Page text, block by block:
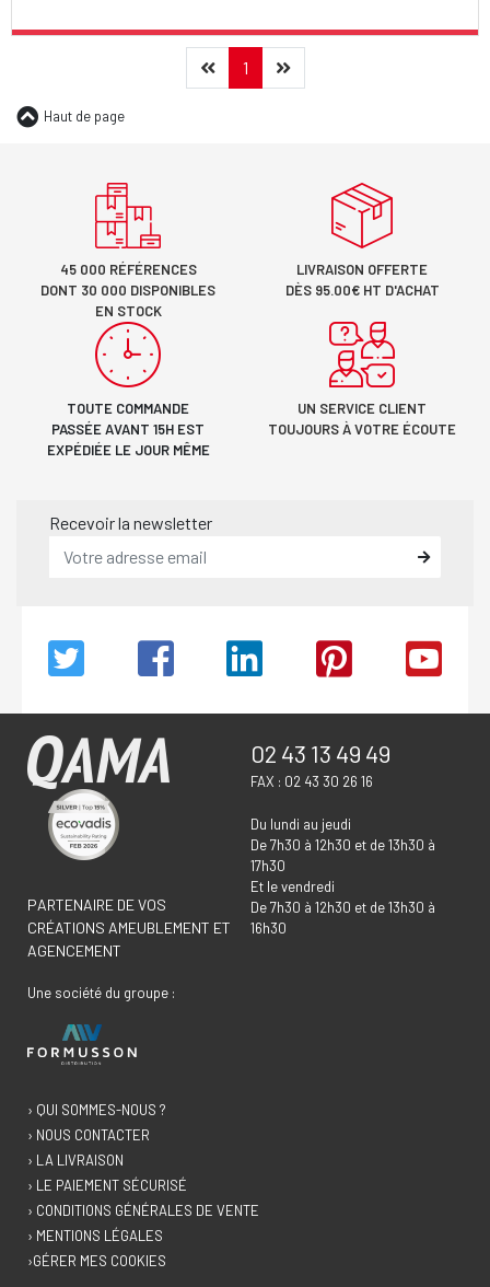
Précédent
1(current)Suivant
Haut de page
45 000 RÉFÉRENCES
DONT 30 000 DISPONIBLES
EN STOCK
LIVRAISON OFFERTE
DÈS 95.00€ HT D'ACHAT
TOUTE COMMANDE
PASSÉE AVANT 15H EST
EXPÉDIÉE LE JOUR MÊME
UN SERVICE CLIENT
TOUJOURS À VOTRE ÉCOUTE
Recevoir la newsletter
PARTENAIRE DE VOS
CRÉATIONS AMEUBLEMENT ET
AGENCEMENT
Une société du groupe :
02 43 13 49 49
FAX : 02 43 30 26 16
Du lundi au jeudi
De 7h30 à 12h30 et de 13h30 à
17h30
Et le vendredi
De 7h30 à 12h30 et de 13h30 à
16h30
› QUI SOMMES-NOUS ?
› NOUS CONTACTER
› LA LIVRAISON
› LE PAIEMENT SÉCURISÉ
› CONDITIONS GÉNÉRALES DE VENTE
› MENTIONS LÉGALES
›GÉRER MES COOKIES